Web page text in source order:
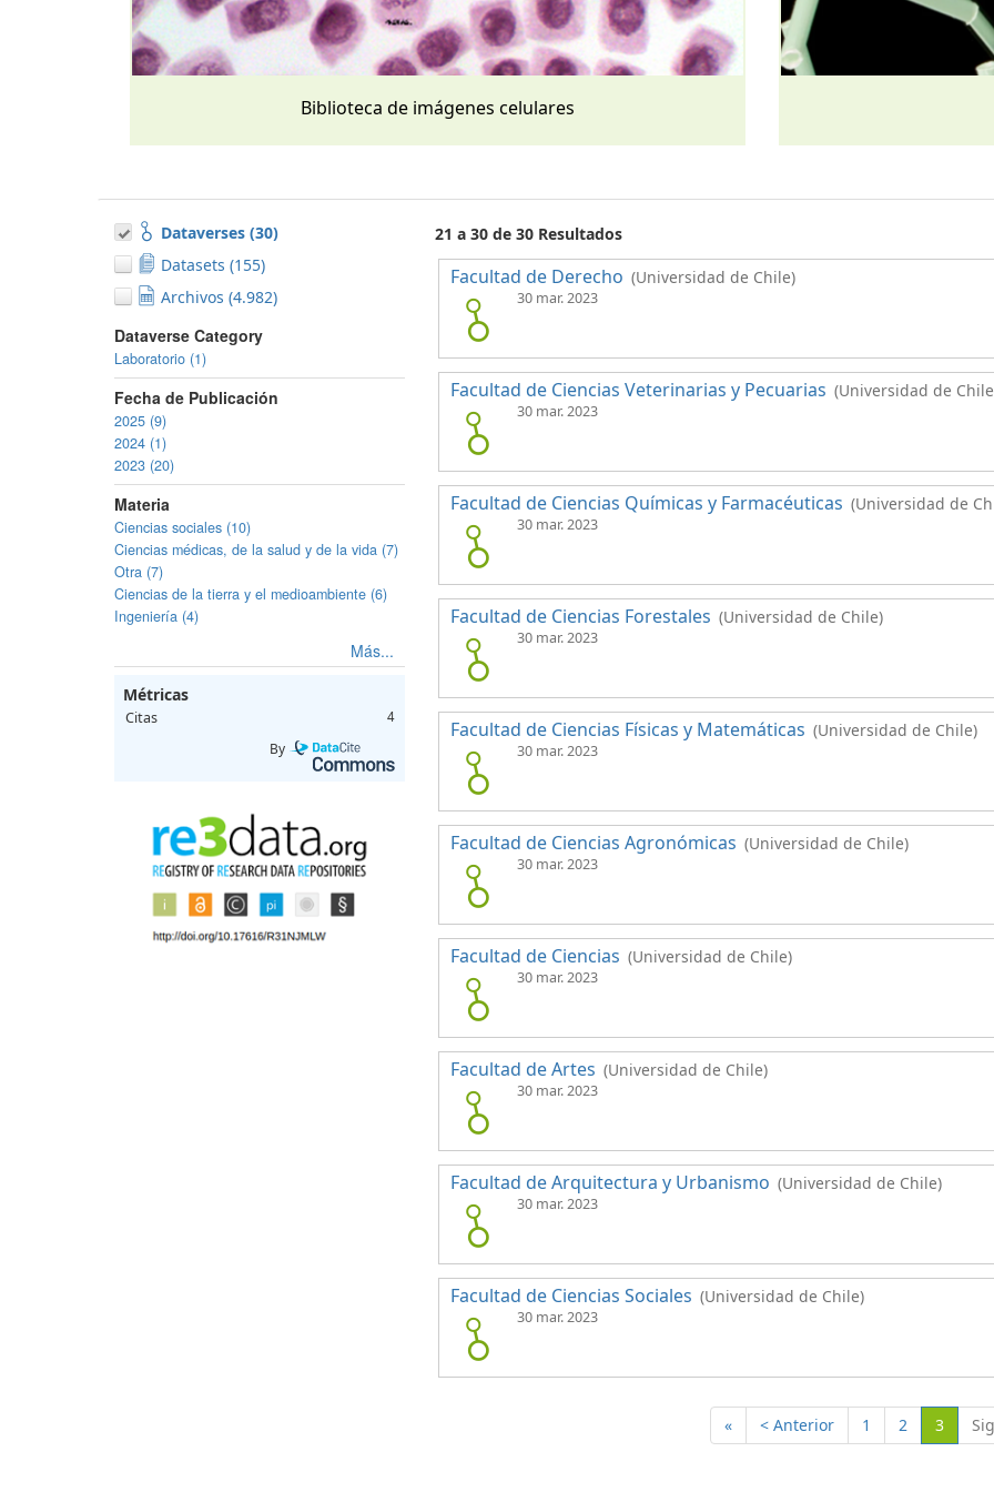
Biblioteca de imágenes celulares
Dataverses (30)
Datasets (155)
Archivos (4.982)
Dataverse Category
Laboratorio (1)
Fecha de Publicación
2025 (9)
2024 (1)
2023 (20)
Materia
Ciencias sociales (10)
Ciencias médicas, de la salud y de la vida (7)
Otra (7)
Ciencias de la tierra y el medioambiente (6)
Ingeniería (4)
Más...
Métricas
Citas 4
By
21 a 30 de 30 Resultados
Facultad de Derecho (Universidad de Chile)
30 mar. 2023
Facultad de Ciencias Veterinarias y Pecuarias (Universidad de
30 mar. 2023
Facultad de Ciencias Químicas y Farmacéuticas (Universidad de
30 mar. 2023
Facultad de Ciencias Forestales (Universidad de Chile)
30 mar. 2023
Facultad de Ciencias Físicas y Matemáticas (Universidad de Chile)
30 mar. 2023
Facultad de Ciencias Agronómicas (Universidad de Chile)
30 mar. 2023
Facultad de Ciencias (Universidad de Chile)
30 mar. 2023
Facultad de Artes (Universidad de Chile)
30 mar. 2023
Facultad de Arquitectura y Urbanismo (Universidad de Chile)
30 mar. 2023
Facultad de Ciencias Sociales (Universidad de Chile)
30 mar. 2023
« < Anterior 1 2 3